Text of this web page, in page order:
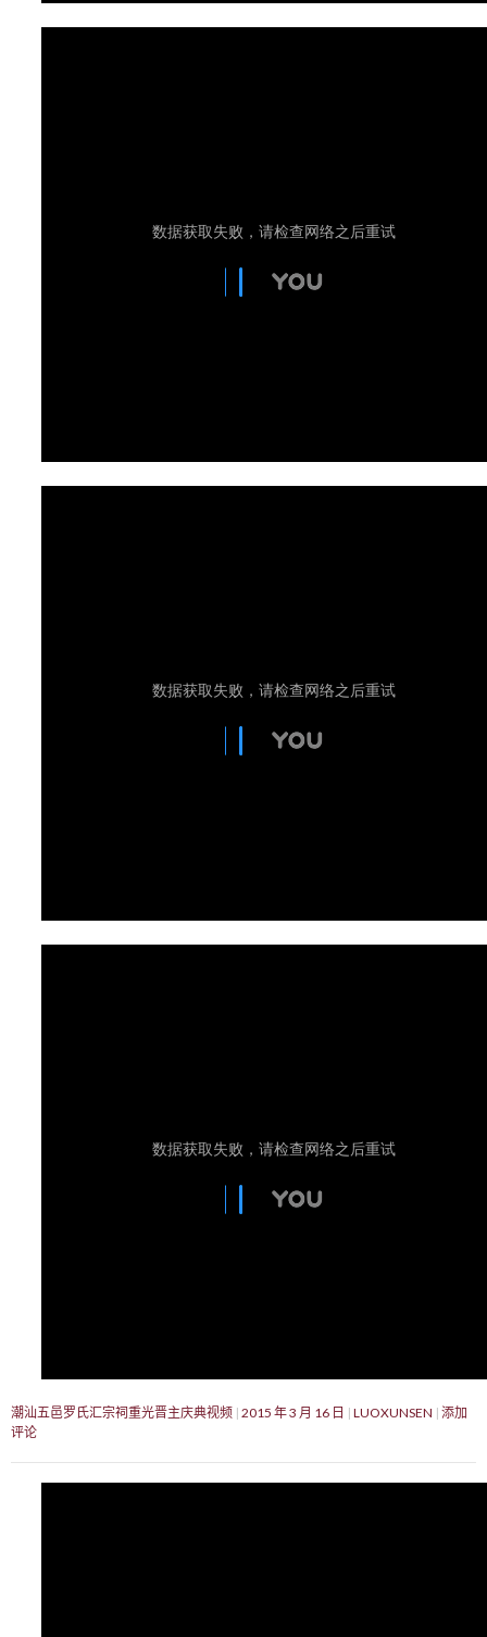
潮汕五邑罗氏汇宗祠重光晋主庆典视频 2015 年 3 月 16 日 LUOXUNSEN 添加
评论